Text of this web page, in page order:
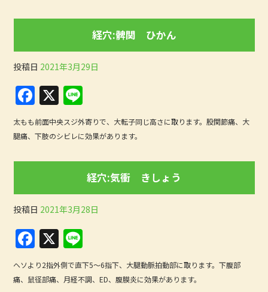
b
o
k
経穴:髀関 ひかん
投稿日 2021年3月29日
F
a
c
o
o
k
X
n
e
太もも前面中央スジ外寄りで、大転子同じ高さに取ります。股関節痛、大
腿痛、下肢のシビレに効果があります。
経穴:気衝 きしょう
投稿日 2021年3月28日
F
a
c
X
n
e
ヘソより2指外側で直下5〜6指下、大腿動脈拍動部に取ります。下腹部
痛、鼠径部痛、月経不調、ED、腹膜炎に効果があります。